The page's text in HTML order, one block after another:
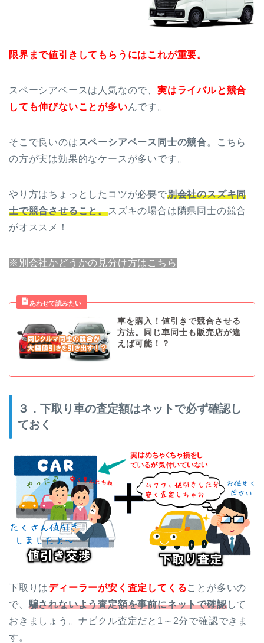
限界まで値引きしてもらうにはこれが重要。
スペーシアベースは人気なので、 実はライバルと競合
しても伸びないことが多いんです。
そこで良いのは スペーシアベース同士の競合。こちら
の方が実は効果的なケースが多いです。
やり方はちょっとしたコツが必要で別会社のスズキ同
士で競合させること。スズキの場合は隣県同士の競合
がオススメ！
※別会社かどうかの見分け方はこちら
車を購入！値引きで競合させる
方法。同じ車同士も販売店が違
えば可能！？
３．下取り車の査定額はネットで必ず確認し
ておく
下取りはディーラーが安く査定してくることが多いの
で、 騙されないよう査定額を事前にネットで確認して
おきましょう。ナビクル査定だと1～2分で確認できま
す。